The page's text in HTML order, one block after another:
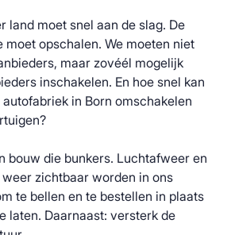
land moet snel aan de slag. De
opschalen. We moeten niet
maar zovéél mogelijk
inschakelen. En hoe snel kan
in Born omschakelen
bouw die bunkers. Luchtafweer en
zichtbaar worden in ons
te bellen en te bestellen in plaats
laten. Daarnaast: versterk de